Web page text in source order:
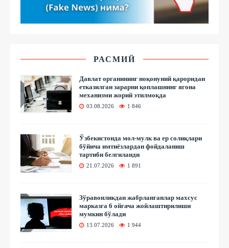
РАСМИЙ
Давлат органининг ноқонуний қароридан
етказилган зарарни қоплашнинг ягона
механизми жорий этилмоқда
03.08.2026 1 846
Ўзбекистонда мол-мулк ва ер солиқлари
бўйича имтиёзлардан фойдаланиш
тартиби белгиланди
21.07.2026 1 891
Зўравонликдан жабрланганлар махсус
марказга 6 ойгача жойлаштирилиши
мумкин бўлади
13.07.2026 1 944